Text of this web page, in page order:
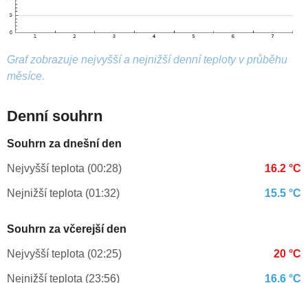
Graf zobrazuje nejvyšší a nejnižší denní teploty v průběhu
měsíce.
Denní souhrn
Souhrn za dnešní den
Nejvyšší teplota (00:28) 16.2 °C
Nejnižší teplota (01:32) 15.5 °C
Souhrn za včerejší den
Nejvyšší teplota (02:25) 20 °C
Nejnižší teplota (23:56) 16.6 °C